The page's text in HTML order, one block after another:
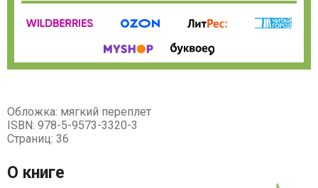
Обложка: мягкий переплет
ISBN: 978-5-9573-3320-3
Страниц: 36
О книге